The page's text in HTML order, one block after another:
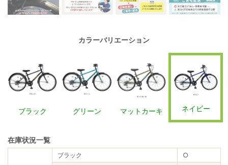
カラーバリエーション
ブラック グリーン マットカーキ ネイビー
在庫状況一覧
ブラック
○